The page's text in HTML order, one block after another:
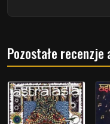
Pozostałe recenzje